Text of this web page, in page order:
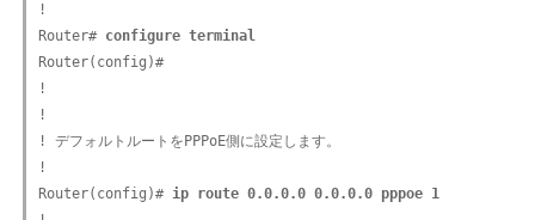
!
Router# configure terminal
Router(config)#
!
!
! デフォルトルートをPPPoE側に設定します。
!
Router(config)# ip route 0.0.0.0 0.0.0.0 pppoe 1